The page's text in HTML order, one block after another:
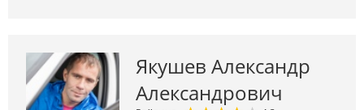
Якушев Александр
Александрович